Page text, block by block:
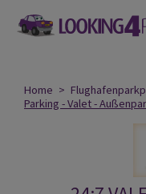
Home >
Parking - Valet -